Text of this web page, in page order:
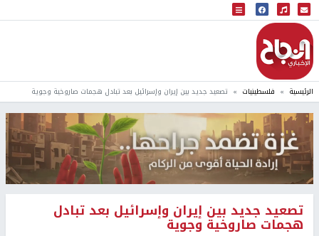
البث المباشر
إذاعة النجاح
الرئيسية فلسطينيات تصعيد جديد بين إيران وإسرائيل بعد تبادل هجمات صاروخية وجوية
تصعيد جديد بين إيران وإسرائيل بعد تبادل
هجمات صاروخية وجوية